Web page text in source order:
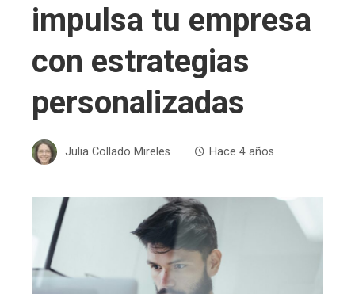
impulsa tu empresa
con estrategias
personalizadas
Julia Collado Mireles Hace 4 años